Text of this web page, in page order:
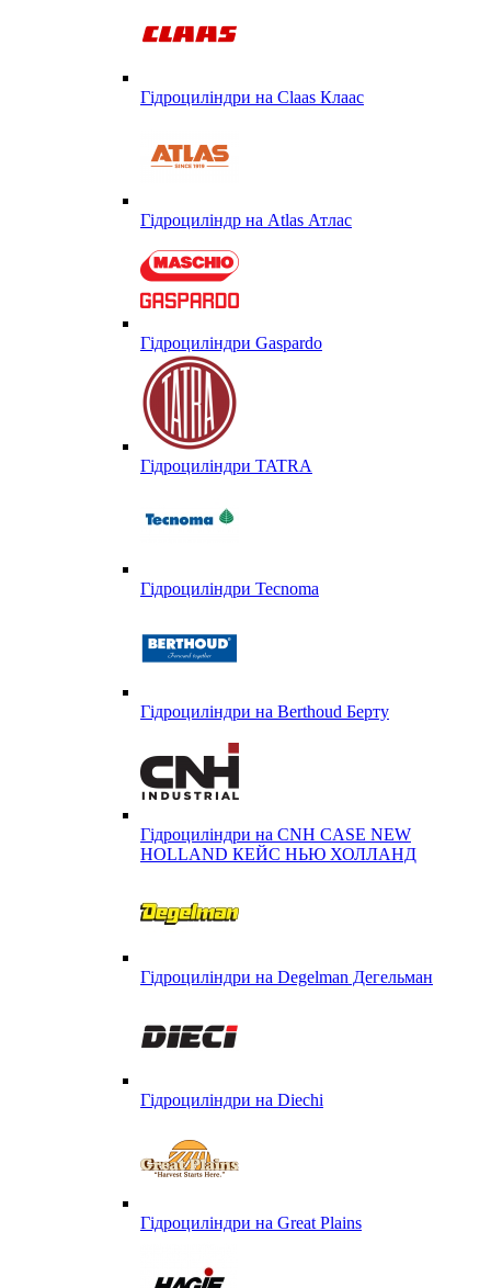
Гідроциліндри на Claas Клаас
Гідроциліндр на Atlas Атлас
Гідроциліндри Gaspardo
Гідроциліндри TATRA
Гідроциліндри Tecnoma
Гідроциліндри на Berthoud Берту
Гідроциліндри на CNH CASE NEW
HOLLAND КЕЙС НЬЮ ХОЛЛАНД
Гідроциліндри на Degelman Дегельман
Гідроциліндри на Diechi
Гідроциліндри на Great Plains